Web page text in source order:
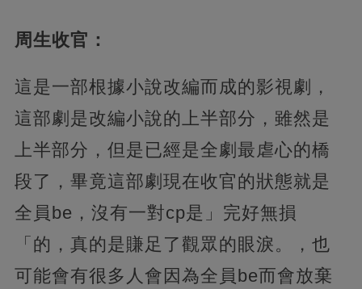
周生收官：
這是一部根據小說改編而成的影視劇，
這部劇是改編小說的上半部分，雖然是
上半部分，但是已經是全劇最虐心的橋
段了，畢竟這部劇現在收官的狀態就是
全員be，沒有一對cp是」完好無損
「的，真的是賺足了觀眾的眼淚。，也
可能會有很多人會因為全員be而會放棄